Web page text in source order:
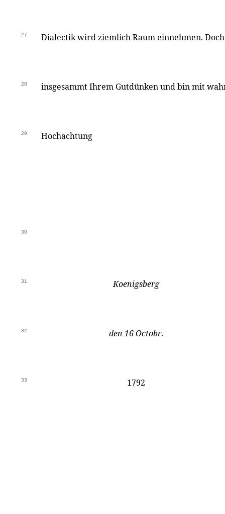
27 Dialectik wird ziemlich Raum einnehmen.
28 insgesammt Ihrem Gutdünken und bin mit
29 Hochachtung
30
31 Koenigsberg
32 den 16 Octobr.
33 1792